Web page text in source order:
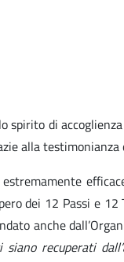
di
alla
dei 12 Passi e 12
anche
recuperati